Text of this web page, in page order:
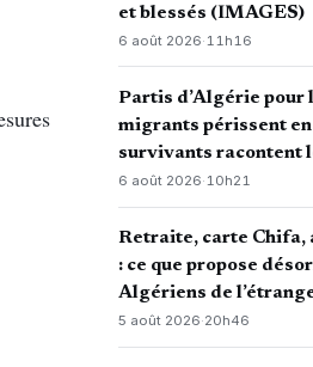
et blessés (IMAGES)
6 août 2026· 11h16
Partis d’Algérie pour
migrants périssent en
survivants racontent
6 août 2026·10h21
Retraite, carte Chifa,
: ce que propose
Algériens de
5 août 2026·20h46